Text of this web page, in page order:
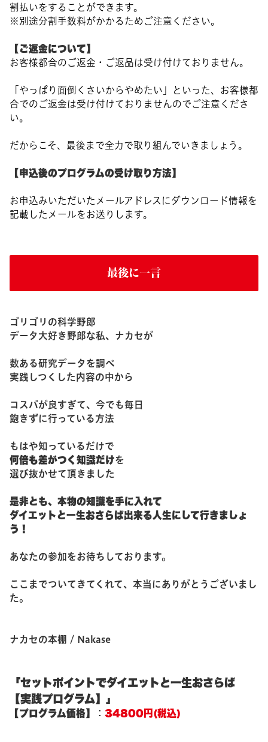
割払いをすることができます。
※別途分割手数料がかかるためご注意ください。
【ご返金について】
お客様都合のご返金・ご返品は受け付けておりません。
「やっぱり面倒くさいからやめたい」といった、お客様都
合でのご返金は受け付けておりませんのでご注意くださ
い。
だからこそ、最後まで全力で取り組んでいきましょう。
【申込後のプログラムの受け取り方法】
お申込みいただいたメールアドレスにダウンロード情報を
記載したメールをお送りします。
最後に一言
ゴリゴリの科学野郎
データ大好き野郎な私、ナカセが
数ある研究データを調べ
実践しつくした内容の中から
コスパが良すぎて、今でも毎日
飽きずに行っている方法
もはや知っているだけで
何倍も差がつく知識だけを
選び抜かせて頂きました
是非とも、本物の知識を手に入れて
ダイエットと一生おさらば出来る人生にして行きましょ
う！
あなたの参加をお待ちしております。
ここまでついてきてくれて、本当にありがとうございまし
た。
ナカセの本棚 / Nakase
「セットポイントでダイエットと一生おさらば
【実践プログラム】」
【プログラム価格】 ： 34800円(税込)